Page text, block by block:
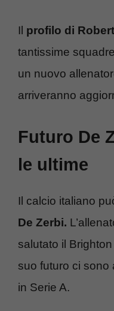
Il profilo di
tantissime
un nuovo
arriveranno
Futuro De
le ultime
Il calcio italiano
De Zerbi.
salutato il
suo futuro ci sono
in Serie A.